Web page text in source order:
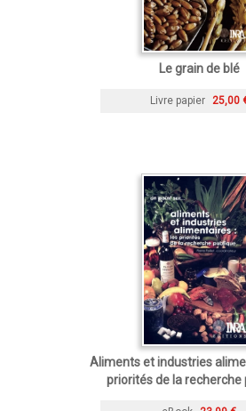
Le grain de blé
Livre papier 25,00
Aliments et industries
priorités de la recherche